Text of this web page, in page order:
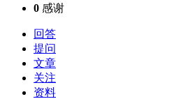
0 感谢
回答
提问
文章
关注
资料